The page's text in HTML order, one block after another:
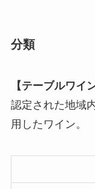
分類
【テーブルワイン
認定された地域
用したワイン。